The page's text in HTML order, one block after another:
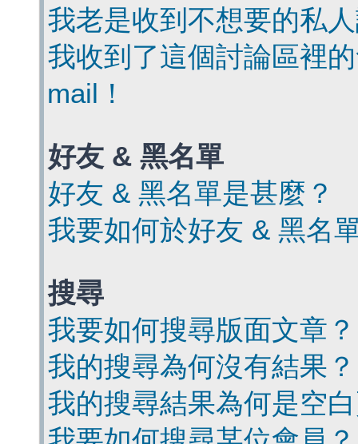
我老是收到不想要的私
我收到了這個討論區裡
mail！
好友 & 黑名單
好友 & 黑名單是甚麼？
我要如何於好友 & 黑名
搜尋
我要如何搜尋版面文章？
我的搜尋為何沒有結果？
我的搜尋結果為何是空